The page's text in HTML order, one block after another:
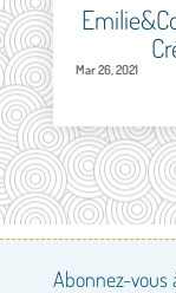
Mar 26, 2021
Abonnez-vous